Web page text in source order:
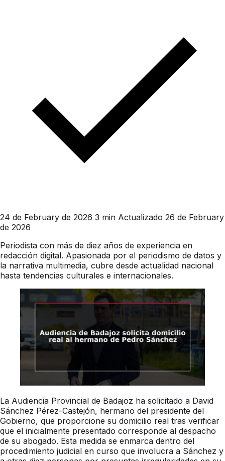
24 de February de 2026 3 min Actualizado 26 de February
de 2026
Periodista con más de diez años de experiencia en
redacción digital. Apasionada por el periodismo de datos y
la narrativa multimedia, cubre desde actualidad nacional
hasta tendencias culturales e internacionales.
La Audiencia Provincial de Badajoz ha solicitado a David
Sánchez Pérez-Castejón, hermano del presidente del
Gobierno, que proporcione su domicilio real tras verificar
que el inicialmente presentado corresponde al despacho
de su abogado. Esta medida se enmarca dentro del
procedimiento judicial en curso que involucra a Sánchez y